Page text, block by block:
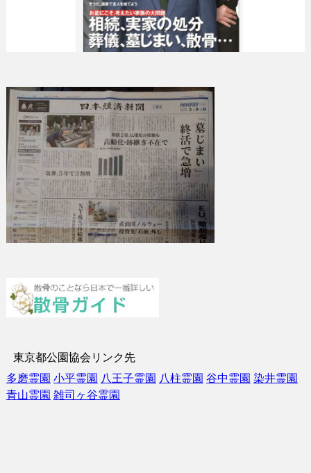
東京都公園協会リンク先
多磨霊園 小平霊園 八王子霊園 八柱霊園 谷中霊園 染井霊園
青山霊園 雑司ヶ谷霊園